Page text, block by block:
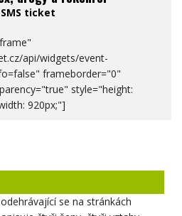
SMS ticket
api/widgets/event-
frameborder="0"
style="height:
920px;"]
se na stránkách